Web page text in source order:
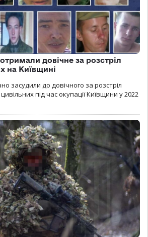
довічне за розстріл
на Київщині
засудили до довічного за розстріл
під час окупації Київщини у 2022